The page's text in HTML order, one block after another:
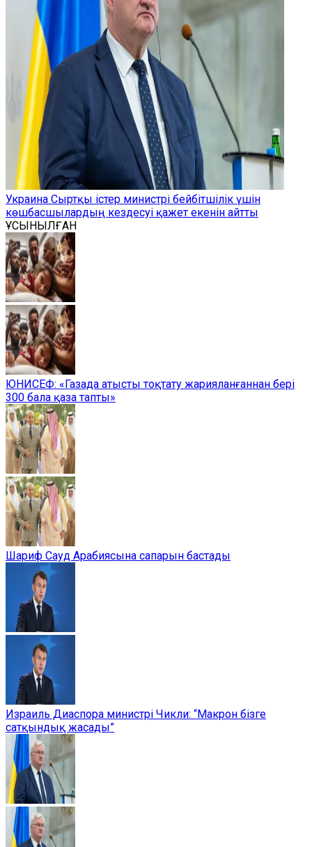
Украина Сыртқы істер министрі бейбітшілік үшін
көшбасшылардың кездесуі қажет екенін айтты
ҰСЫНЫЛҒАН
ЮНИСЕФ: «Газада атысты тоқтату жарияланғаннан бері
300 бала қаза тапты»
Шариф Сауд Арабиясына сапарын бастады
Израиль Диаспора министрі Чикли: “Макрон бізге
сатқындық жасады”